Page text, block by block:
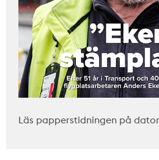
Läs papperstidningen på